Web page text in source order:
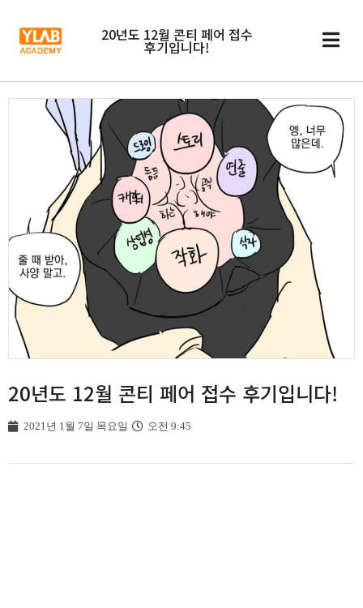
20년도 12월 콘티 페어 접수
후기입니다!
20년도 12월 콘티 페어 접수 후기입니다!
2021년 1월 7일 목요일 오전 9:45